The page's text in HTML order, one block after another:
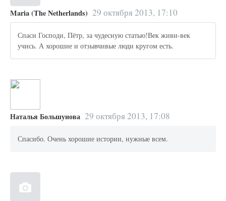
Maria (The Netherlands) 29 октября 2013, 17:10
Спаси Господи, Пётр, за чудесную статью!Век живи-век
учись. А хорошие и отзывчивые люди кругом есть.
Наталья Большунова 29 октября 2013, 17:08
Спасибо. Очень хорошие истории, нужные всем.